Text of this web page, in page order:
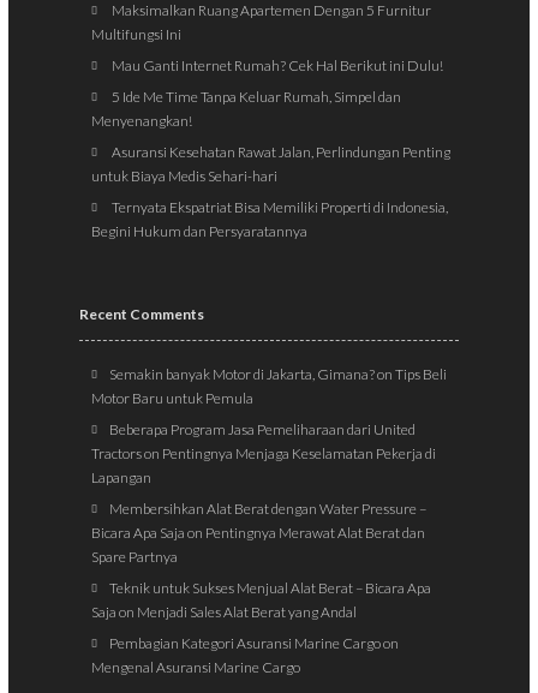
Maksimalkan Ruang Apartemen Dengan 5 Furnitur
Multifungsi Ini
Mau Ganti Internet Rumah? Cek Hal Berikut ini Dulu!
5 Ide Me Time Tanpa Keluar Rumah, Simpel dan
Menyenangkan!
Asuransi Kesehatan Rawat Jalan, Perlindungan Penting
untuk Biaya Medis Sehari-hari
Ternyata Ekspatriat Bisa Memiliki Properti di Indonesia,
Begini Hukum dan Persyaratannya
Recent Comments
Semakin banyak Motor di Jakarta, Gimana?onTips Beli
Motor Baru untuk Pemula
Beberapa Program Jasa Pemeliharaan dari United
Tractorson Pentingnya Menjaga Keselamatan Pekerja di
Lapangan
Membersihkan Alat Berat dengan Water Pressure –
Bicara Apa Saja on Pentingnya Merawat Alat Berat dan
Spare Partnya
Teknik untuk Sukses Menjual Alat Berat – Bicara Apa
Saja on Menjadi Sales Alat Berat yang Andal
Pembagian Kategori Asuransi Marine Cargoon
Mengenal Asuransi Marine Cargo